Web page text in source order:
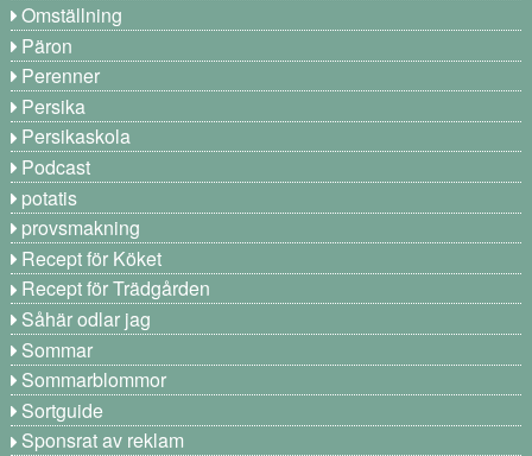
Omställning
Päron
Perenner
Persika
Persikaskola
Podcast
potatis
provsmakning
Recept för Köket
Recept för Trädgården
Såhär odlar jag
Sommar
Sommarblommor
Sortguide
Sponsrat av reklam